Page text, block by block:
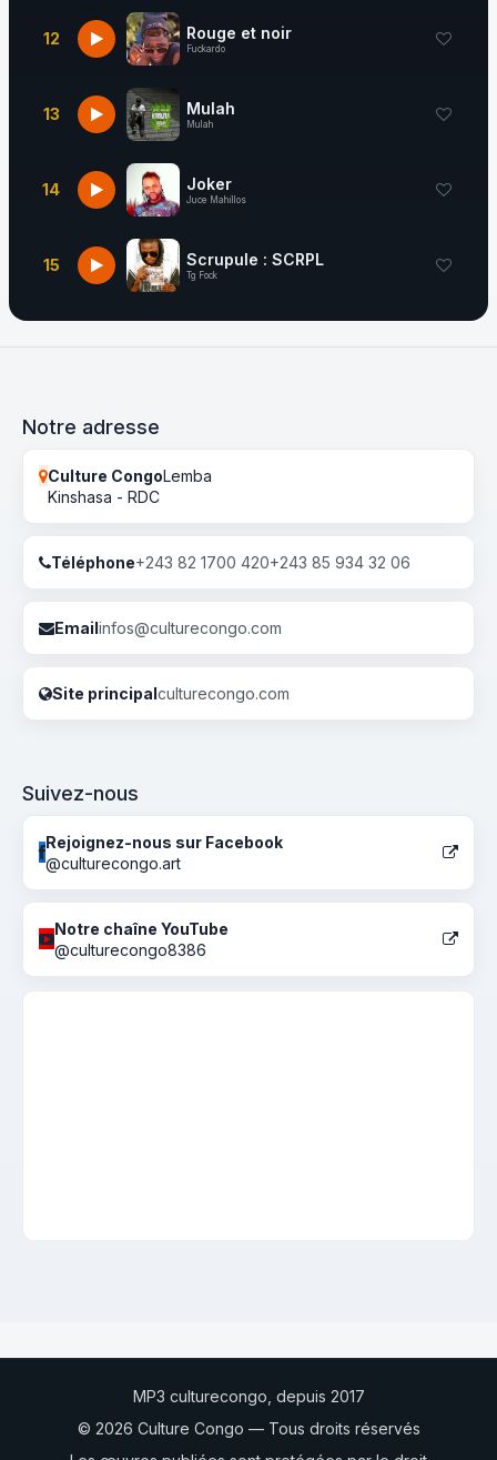
12 Rouge et noir
Fuckardo
13 Mulah
Mulah
14 Joker
Juce Mahillos
15 Scrupule : SCRPL
Tg Fock
Notre adresse
Culture CongoLemba
Kinshasa - RDC
Téléphone+243 82 1700 420+243 85 934 32 06
Emailinfos@culturecongo.com
Site principalculturecongo.com
Suivez-nous
Rejoignez-nous sur Facebook
@culturecongo.art
Notre chaîne YouTube
@culturecongo8386
MP3 culturecongo, depuis 2017
© 2026 Culture Congo — Tous droits réservés